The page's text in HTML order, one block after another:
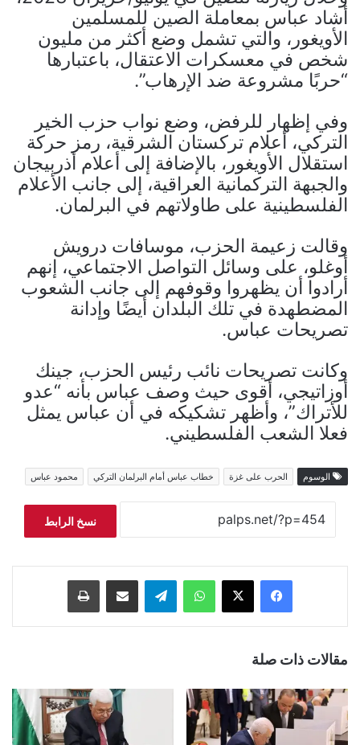
أشاد عباس بمعاملة الصين للمسلمين
الأويغور، والتي تشمل وضع أكثر من مليون
شخص في معسكرات الاعتقال، باعتبارها
“حربًا مشروعة ضد الإرهاب”.
وفي إظهار للرفض، وضع نواب حزب الخير
التركي، أعلام تركستان الشرقية، رمز حركة
استقلال الأويغور، بالإضافة إلى أعلام أذربيجان
والجبهة التركمانية العراقية، إلى جانب الأعلام
الفلسطينية على طاولاتهم في البرلمان.
وقالت زعيمة الحزب، موسافات درويش
أوغلو، على وسائل التواصل الاجتماعي، إنهم
أرادوا أن يظهروا وقوفهم إلى جانب الشعوب
المضطهدة في تلك البلدان أيضًا وإدانة
تصريحات عباس.
وكانت تصريحات نائب رئيس الحزب، جينك
أوزاتيجي، أقوى حيث وصف عباس بأنه “عدو
للأتراك”، وأظهر تشكيكه في أن عباس يمثل
فعلا الشعب الفلسطيني.
الوسوم الحرب على غزة خطاب عباس أمام البرلمان التركي محمود عباس
نسخ الرابط
فيسبوك ‫X واتساب تيلقرام مشاركة عبر البريد طباعة
مقالات ذات صلة